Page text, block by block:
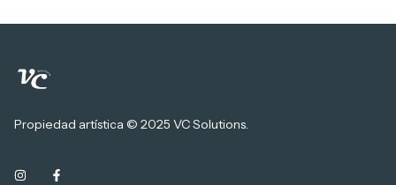
Propiedad artística © 2025 VC Solutions.